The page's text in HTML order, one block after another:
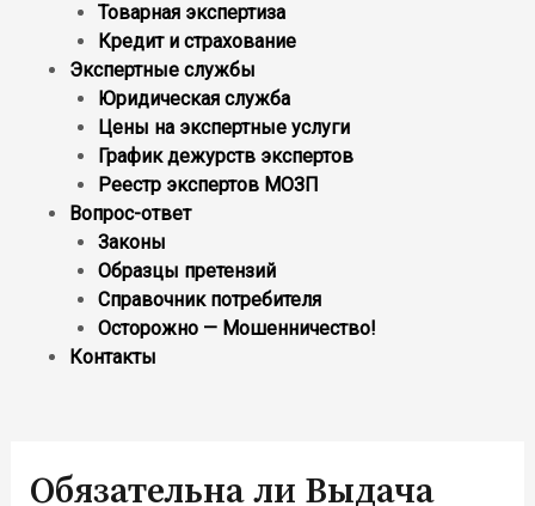
Товарная экспертиза
Кредит и страхование
Экспертные службы
Юридическая служба
Цены на экспертные услуги
График дежурств экспертов
Реестр экcпертов МОЗП
Вопрос-ответ
Законы
Образцы претензий
Справочник потребителя
Осторожно — Мошенничество!
Контакты
Обязательна ли Выдача